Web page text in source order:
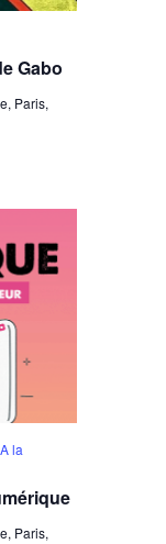
Gabo
Paris,
la
Paris,